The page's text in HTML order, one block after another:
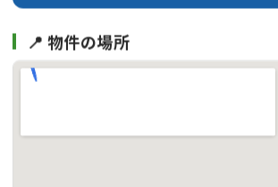
📍 物件の場所